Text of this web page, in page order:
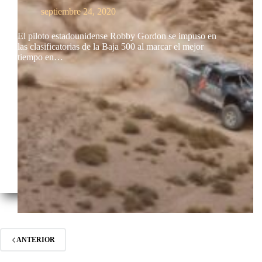
septiembre 24, 2020
El piloto estadounidense Robby Gordon se impuso en
las clasificatorias de la Baja 500 al marcar el mejor
tiempo en…
ANTERIOR